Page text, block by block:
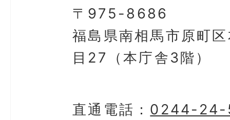
〒975-8686
福島県南相馬市原町
目27（本庁舎3階）
直通電話： 0244-24-